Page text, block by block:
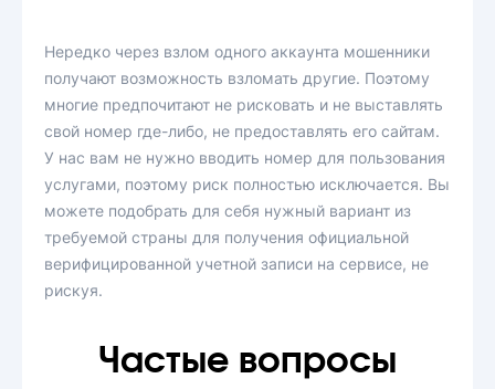
Нередко через взлом одного аккаунта мошенники
получают возможность взломать другие. Поэтому
многие предпочитают не рисковать и не выставлять
свой номер где-либо, не предоставлять его сайтам.
У нас вам не нужно вводить номер для пользования
услугами, поэтому риск полностью исключается. Вы
можете подобрать для себя нужный вариант из
требуемой страны для получения официальной
верифицированной учетной записи на сервисе, не
рискуя.
Частые вопросы